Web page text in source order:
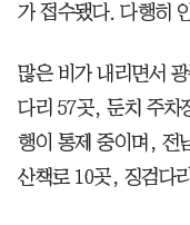
가 접수됐다. 다행히
많은 비가 내리면서
다리 57곳, 둔치 주차
행이 통제 중이며, 전
산책로 10곳, 징검다